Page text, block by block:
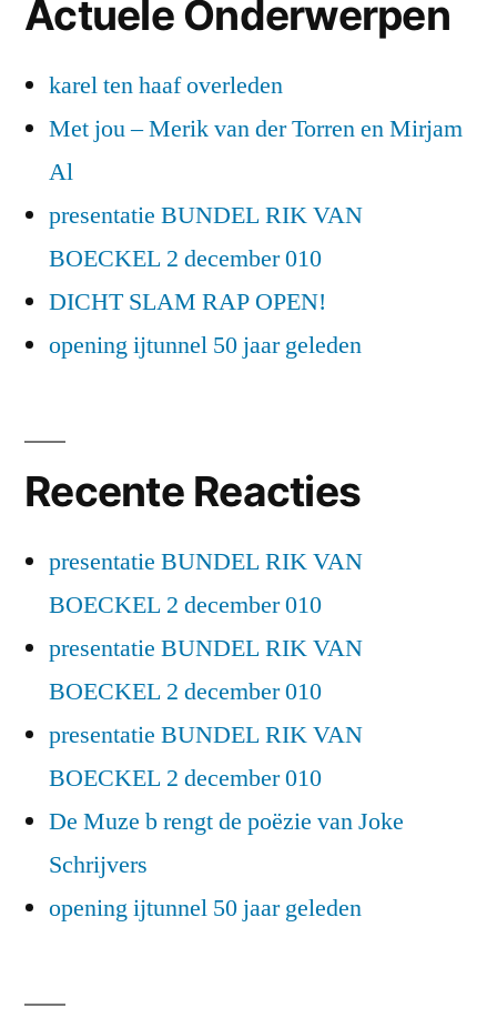
Actuele Onderwerpen
karel ten haaf overleden
Met jou – Merik van der Torren en Mirjam
Al
presentatie BUNDEL RIK VAN
BOECKEL 2 december 010
DICHT SLAM RAP OPEN!
opening ijtunnel 50 jaar geleden
Recente Reacties
presentatie BUNDEL RIK VAN
BOECKEL 2 december 010
presentatie BUNDEL RIK VAN
BOECKEL 2 december 010
presentatie BUNDEL RIK VAN
BOECKEL 2 december 010
De Muze b rengt de poëzie van Joke
Schrijvers
opening ijtunnel 50 jaar geleden